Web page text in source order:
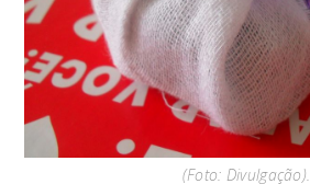
(Foto: Divulgação).